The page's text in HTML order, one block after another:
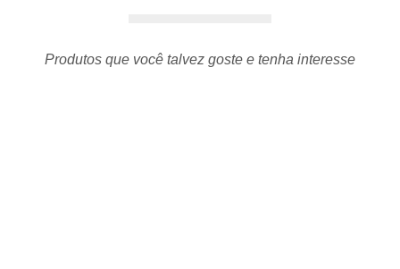
Produtos que você talvez goste e tenha interesse